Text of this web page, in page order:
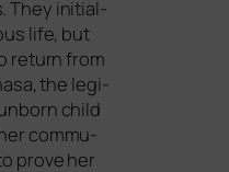
They initi­al­
life, but
return from
the legi­
child
com­mu­
pro­ve her